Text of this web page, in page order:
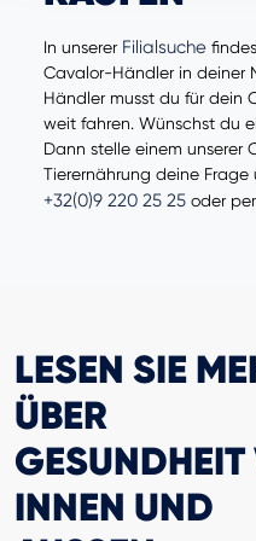
In unserer Filialsuche
Cavalor-Händler in deiner
Händler musst du für dein
weit fahren. Wünschst du
Dann stelle einem unserer
Tierernährung deine
+32(0)9 220 25 25 oder
LESEN SIE
ÜBER
INNEN UND